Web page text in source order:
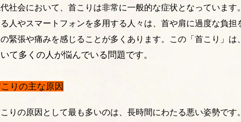
社会において、首こりは非常に一般的な症状となっています
人やスマートフォンを多用する人々は、首や肩に過度な負
緊張や痛みを感じることが多くあります。この「首こり」は
いて多くの人が悩んでいる問題です。
りの主な原因
りの原因として最も多いのは、長時間にわたる悪い姿勢です